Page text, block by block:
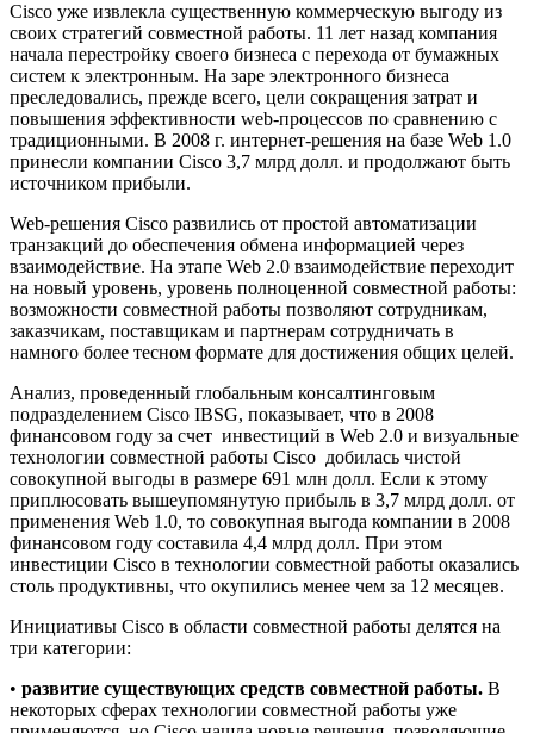
Cisco уже извлекла существенную коммерческую выгоду из
своих стратегий совместной работы. 11 лет назад компания
начала перестройку своего бизнеса с перехода от бумажных
систем к электронным. На заре электронного бизнеса
преследовались, прежде всего, цели сокращения затрат и
повышения эффективности web-процессов по сравнению с
традиционными. В 2008 г. интернет-решения на базе Web 1.0
принесли компании Cisco 3,7 млрд долл. и продолжают быть
источником прибыли.
Web-решения Cisco развились от простой автоматизации
транзакций до обеспечения обмена информацией через
взаимодействие. На этапе Web 2.0 взаимодействие переходит
на новый уровень, уровень полноценной совместной работы:
возможности совместной работы позволяют сотрудникам,
заказчикам, поставщикам и партнерам сотрудничать в
намного более тесном формате для достижения общих целей.
Анализ, проведенный глобальным консалтинговым
подразделением Cisco IBSG, показывает, что в 2008
финансовом году за счет инвестиций в Web 2.0 и визуальные
технологии совместной работы Cisco добилась чистой
совокупной выгоды в размере 691 млн долл. Если к этому
приплюсовать вышеупомянутую прибыль в 3,7 млрд долл. от
применения Web 1.0, то совокупная выгода компании в 2008
финансовом году составила 4,4 млрд долл. При этом
инвестиции Cisco в технологии совместной работы оказались
столь продуктивны, что окупились менее чем за 12 месяцев.
Инициативы Cisco в области совместной работы делятся на
три категории:
• развитие существующих средств совместной работы. В
некоторых сферах технологии совместной работы уже